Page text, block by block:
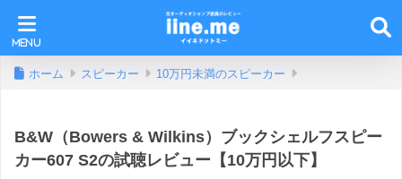
ホーム スピーカー 10万円未満のスピーカー
B&W（Bowers & Wilkins）ブックシェルフスピー
カー607 S2の試聴レビュー【10万円以下】